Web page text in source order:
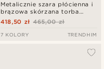
Metalicznie szara płócienna i
brązowa skórzana torba
podróżna 465,00 zł
418,50 zł
7 KOLORY TRENDHIM